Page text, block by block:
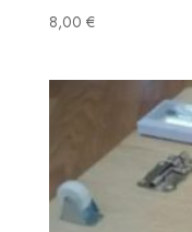
8,00 €